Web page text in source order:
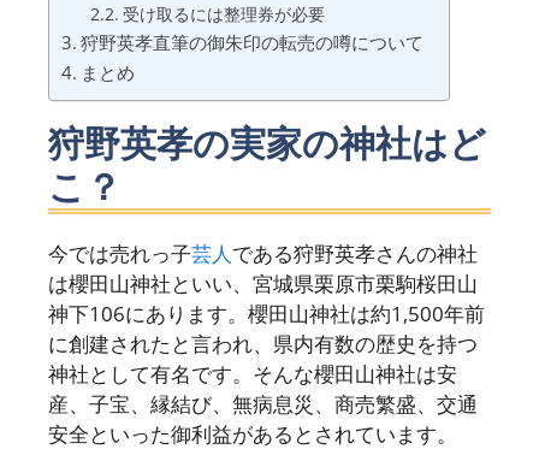
受け取るには整理券が必要
狩野英孝直筆の御朱印の転売の噂について
まとめ
狩野英孝の実家の神社はど
こ？
今では売れっ子芸人である狩野英孝さんの神社
は櫻田山神社といい、宮城県栗原市栗駒桜田山
神下106にあります。櫻田山神社は約1,500年前
に創建されたと言われ、県内有数の歴史を持つ
神社として有名です。そんな櫻田山神社は安
産、子宝、縁結び、無病息災、商売繁盛、交通
安全といった御利益があるとされています。